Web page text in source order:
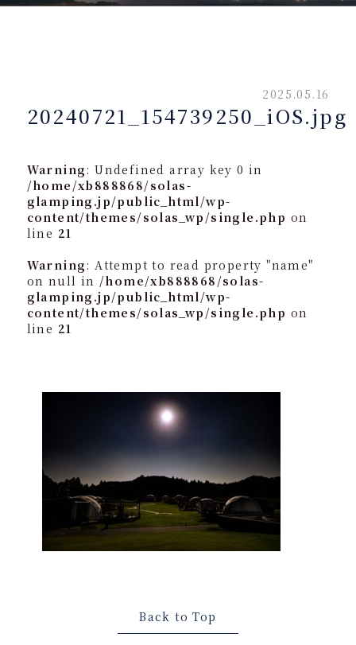
2025.05.16
20240721_154739250_iOS.jpg
Warning: Undefined array key 0 in
/home/xb888868/solas-
glamping.jp/public_html/wp-
content/themes/solas_wp/single.php on
line 21
Warning: Attempt to read property "name"
on null in /home/xb888868/solas-
glamping.jp/public_html/wp-
content/themes/solas_wp/single.php on
line 21
Back to Top